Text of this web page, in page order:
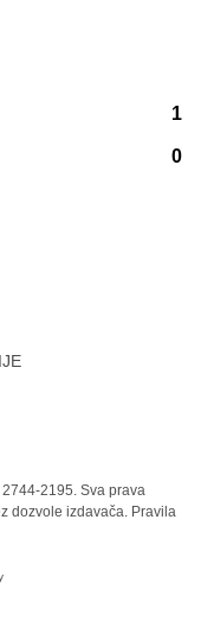
1
0
2195. Sva prava
dozvole izdavača. Pravila